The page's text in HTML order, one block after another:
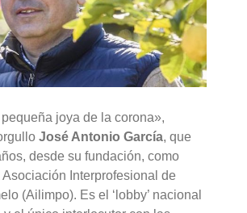
joya de la corona»,
José Antonio García, que
desde su fundación, como
Interprofesional de
(Ailimpo). Es el ‘lobby’ nacional